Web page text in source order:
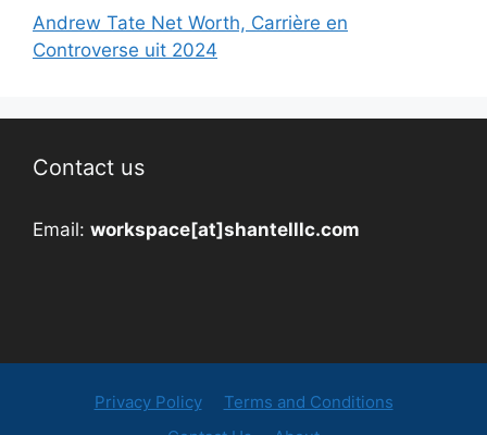
Andrew Tate Net Worth, Carrière en
Controverse uit 2024
Contact us
Email: workspace[at]shantelllc.com
Privacy Policy
Terms and Conditions